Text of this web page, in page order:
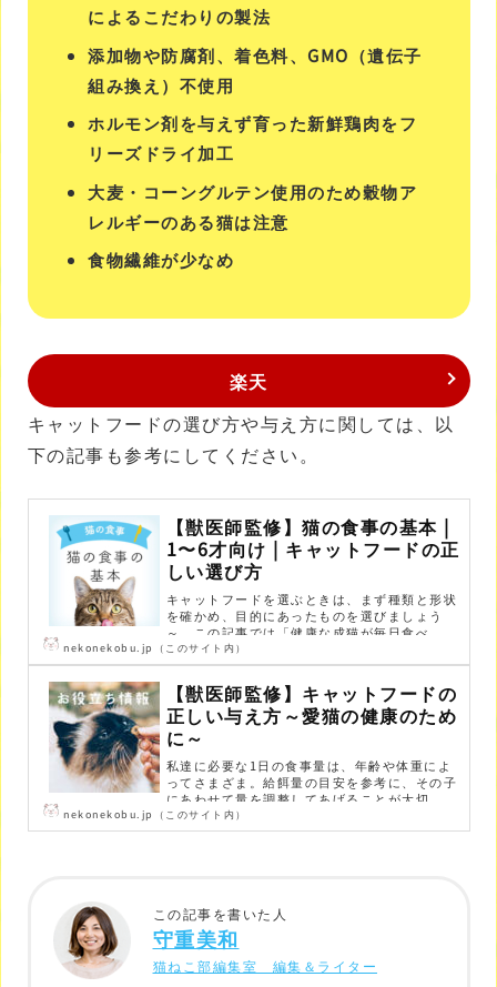
によるこだわりの製法
添加物や防腐剤、着色料、GMO（遺伝子
組み換え）不使用
ホルモン剤を与えず育った新鮮鶏肉をフ
リーズドライ加工
大麦・コーングルテン使用のため穀物ア
レルギーのある猫は注意
食物繊維が少なめ
楽天
キャットフードの選び方や与え方に関しては、以
下の記事も参考にしてください。
【獣医師監修】猫の食事の基本 |
1〜6才向け | キャットフードの正
しい選び方
キャットフードを選ぶときは、まず種類と形状
を確かめ、目的にあったものを選びましょう
～。この記事では「健康な成猫が毎日食べ...
nekonekobu.jp（このサイト内）
【獣医師監修】キャットフードの
正しい与え方～愛猫の健康のため
に～
私達に必要な1日の食事量は、年齢や体重によ
ってさまざま。給餌量の目安を参考に、その子
にあわせて量を調整してあげることが大切...
nekonekobu.jp（このサイト内）
この記事を書いた人
守重美和
猫ねこ部編集室 編集＆ライター